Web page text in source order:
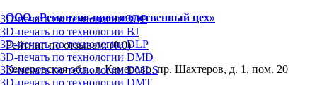
3D-печать по технологии 3DP
3D-печать по технологии BJ
3D-печать по технологии DLP
3D-печать по технологии DMD
3D-печать по технологии DMLS
3D-печать по технологии DMT
ООО «Ремонтно-производственный цех»
Рейтинг по отзывам:(0.0)
Кемеровская обл., г. Кемерово, пр. Шахтеров, д. 1, пом. 20